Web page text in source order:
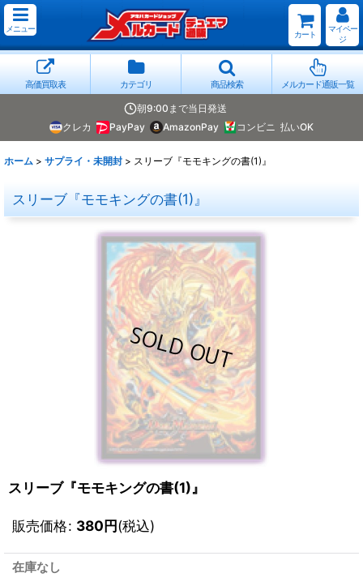
メニュー
カート
マイペー
ジ
高価買取表 カテゴリ 商品検索 メルカード通販一覧
朝9:00まで当日発送
クレカ
PayPay AmazonPay コンビニ 払いOK
ホーム > サプライ・未開封 > スリーブ『モモキングの書(1)』
スリーブ『モモキングの書(1)』
スリーブ『モモキングの書(1)』
販売価格: 380円(税込)
在庫なし